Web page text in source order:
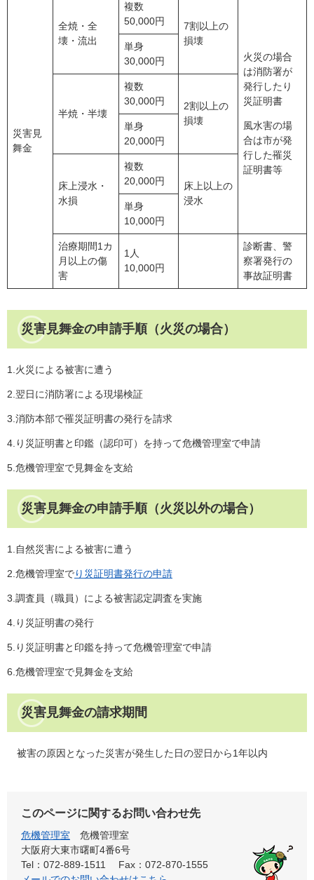
災害見
舞金
全焼・全
壊・流出
複数
50,000円
7割以上の
損壊
火災の場合
は消防署が
発行したり
災証明書
風水害の場
合は市が発
行した罹災
証明書等
単身
30,000円
半焼・半壊
複数
30,000円
2割以上の
損壊
単身
20,000円
床上浸水・
水損
複数
20,000円
床上以上の
浸水
単身
10,000円
治療期間1カ
月以上の傷
害
1人
10,000円
診断書、警
察署発行の
事故証明書
災害見舞金の申請手順（火災の場合）
1.火災による被害に遭う
2.翌日に消防署による現場検証
3.消防本部で罹災証明書の発行を請求
4.り災証明書と印鑑（認印可）を持って危機管理室で申請
5.危機管理室で見舞金を支給
災害見舞金の申請手順（火災以外の場合）
1.自然災害による被害に遭う
2.危機管理室でり災証明書発行の申請
3.調査員（職員）による被害認定調査を実施
4.り災証明書の発行
5.り災証明書と印鑑を持って危機管理室で申請
6.危機管理室で見舞金を支給
災害見舞金の請求期間
被害の原因となった災害が発生した日の翌日から1年以内
このページに関するお問い合わせ先
危機管理室
危機管理室
大阪府大東市曙町4番6号
Tel：072-889-1511
Fax：072-870-1555